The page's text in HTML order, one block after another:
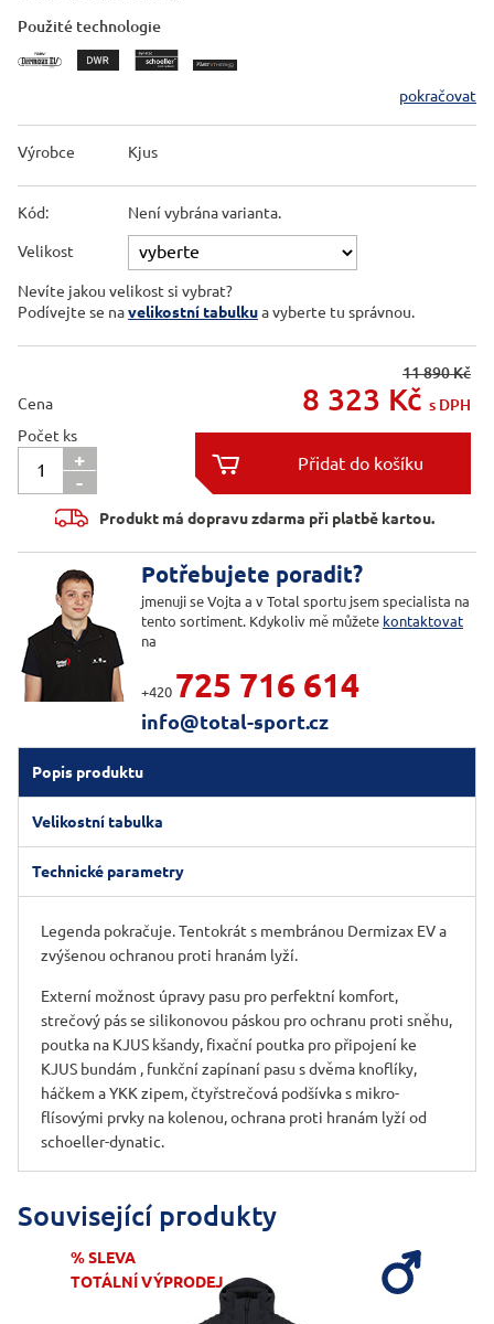
Použité technologie
pokračovat
Výrobce Kjus
Kód: Není vybrána varianta.
Velikost
Nevíte jakou velikost si vybrat?
Podívejte se navelikostní tabulkua vyberte tu správnou.
Cena
11 890 Kč
8 323 Kč s DPH
Počet ks
+
-


Produkt má dopravu zdarma při platbě kartou.
Potřebujete poradit?
jmenuji se Vojta a v Total sportu jsem specialista na
tento sortiment. Kdykoliv mě můžete kontaktovat
na
+420 725 716 614
info@total-sport.cz
Popis produktu
Velikostní tabulka
Technické parametry
Legenda pokračuje. Tentokrát s membránou Dermizax EV a
zvýšenou ochranou proti hranám lyží.
Externí možnost úpravy pasu pro perfektní komfort,
strečový pás se silikonovou páskou pro ochranu proti sněhu,
poutka na KJUS kšandy, fixační poutka pro připojení ke
KJUS bundám , funkční zapínaní pasu s dvěma knoflíky,
háčkem a YKK zipem, čtyřstrečová podšívka s mikro-
flísovými prvky na kolenou, ochrana proti hranám lyží od
schoeller-dynatic.
Související produkty
% SLEVA
TOTÁLNÍ VÝPRODEJ